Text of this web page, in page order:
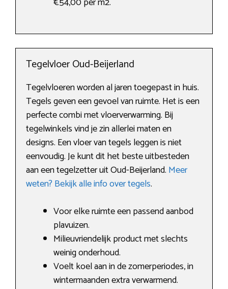
Tegelvloer Oud-Beijerland
Tegelvloeren worden al jaren toegepast in huis.
Tegels geven een gevoel van ruimte. Het is een
perfecte combi met vloerverwarming. Bij
tegelwinkels vind je zin allerlei maten en
designs. Een vloer van tegels leggen is niet
eenvoudig. Je kunt dit het beste uitbesteden
aan een tegelzetter uit Oud-Beijerland. Meer
weten? Bekijk alle info over tegels.
Voor elke ruimte een passend aanbod
plavuizen.
Milieuvriendelijk product met slechts
weinig onderhoud.
Voelt koel aan in de zomerperiodes, in
wintermaanden extra verwarmend.